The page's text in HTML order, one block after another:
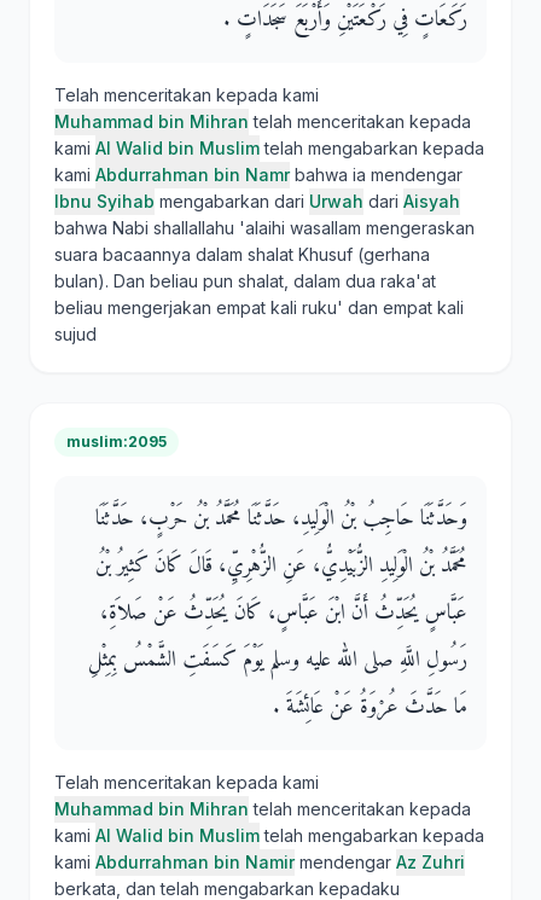
رَكَعَاتٍ فِي رَكْعَتَيْنِ وَأَرْبَعَ سَجَدَاتٍ ‏.‏
Telah menceritakan kepada kami
Muhammad bin Mihran telah menceritakan kepada
kami Al Walid bin Muslimtelah mengabarkan kepada
kami Abdurrahman bin Namrbahwa ia mendengar
Ibnu Syihab mengabarkan dari Urwah dari Aisyah
bahwa Nabi shallallahu 'alaihi wasallam mengeraskan
suara bacaannya dalam shalat Khusuf (gerhana
bulan). Dan beliau pun shalat, dalam dua raka'at
beliau mengerjakan empat kali ruku' dan empat kali
sujud
muslim:2095
وَحَدَّثَنَا حَاجِبُ بْنُ الْوَلِيدِ، حَدَّثَنَا مُحَمَّدُ بْنُ حَرْبٍ، حَدَّثَنَا
مُحَمَّدُ بْنُ الْوَلِيدِ الزُّبَيْدِيُّ، عَنِ الزُّهْرِيِّ، قَالَ كَانَ كَثِيرُ بْنُ
عَبَّاسٍ يُحَدِّثُ أَنَّ ابْنَ عَبَّاسٍ، كَانَ يُحَدِّثُ عَنْ صَلاَةِ،
رَسُولِ اللَّهِ صلى الله عليه وسلم يَوْمَ كَسَفَتِ الشَّمْسُ بِمِثْلِ
مَا حَدَّثَ عُرْوَةُ عَنْ عَائِشَةَ ‏.‏
Telah menceritakan kepada kami
Muhammad bin Mihran telah menceritakan kepada
kami Al Walid bin Muslimtelah mengabarkan kepada
kami Abdurrahman bin Namirmendengar Az Zuhri
berkata, dan telah mengabarkan kepadaku